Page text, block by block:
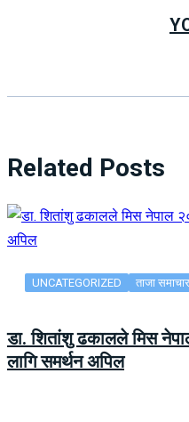
Related Posts
UNCATEGORIZED ताजा समाचार
डा. शितांशु ढकालले मिस
लागि समर्थन अपिल